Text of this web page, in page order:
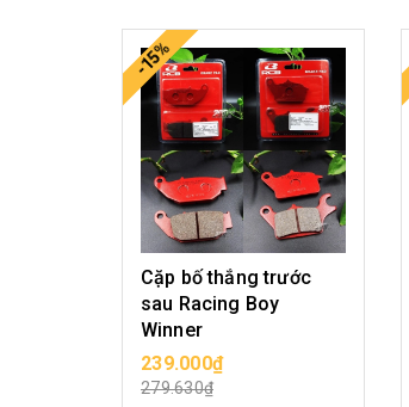
-15%
Cặp bố thắng trước
sau Racing Boy
Winner
239.000₫
279.630₫
CHỌN SẢN PHẨM